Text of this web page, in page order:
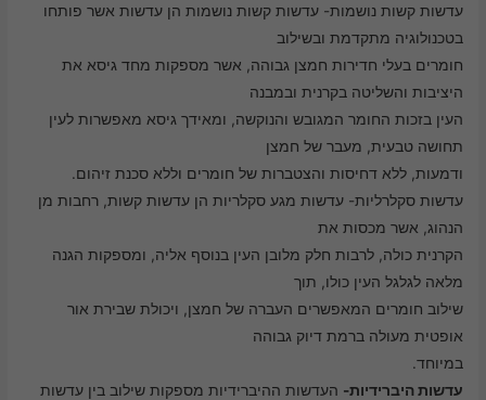
עדשות קשות נושמות- עדשות קשות נושמות הן עדשות אשר פותחו
בטכנולוגיה מתקדמת ובשילוב
חומרים בעלי חדירות חמצן גבוהה, אשר מספקות מחד גיסא את
היציבות והשליטה בקרנית ובמבנה
העין בזכות החומר המגובש והנוקשה, ומאידך גיסא מאפשרות לעין
תחושה טבעית, מעבר של חמצן
ודמעות, ללא דחיסות והצטברות של חומרים וללא סכנת זיהום.
עדשות סקלרליות- עדשות מגע סקלריות הן עדשות קשות, רחבות מן
הנהוג, אשר מכסות את
הקרנית כולה, לרבות חלק מלובן העין בנוסף אליה, ומספקות הגנה
מלאה לגלגל העין כולו, תוך
שילוב חומרים המאפשרים העברה של חמצן, ויכולת שבירת אור
אופטית מעולה ברמת דיוק גבוהה
במיוחד.
עדשות היברידיות- העדשות ההיברידיות מספקות שילוב בין עדשות